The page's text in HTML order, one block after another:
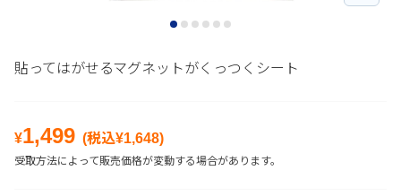
貼ってはがせるマグネットがくっつくシート
¥1,499 (税込¥1,648)
受取方法によって販売価格が変動する場合があります。